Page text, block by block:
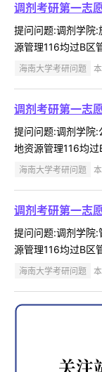
调剂考研第一志
提问问题:调剂学院
源管理116均过B区
海南大学考研问题
调剂考研第一志
提问问题:调剂学院
地资源管理116均
海南大学考研问题
调剂考研第一志
提问问题:调剂学院
源管理116均过B区
海南大学考研问题